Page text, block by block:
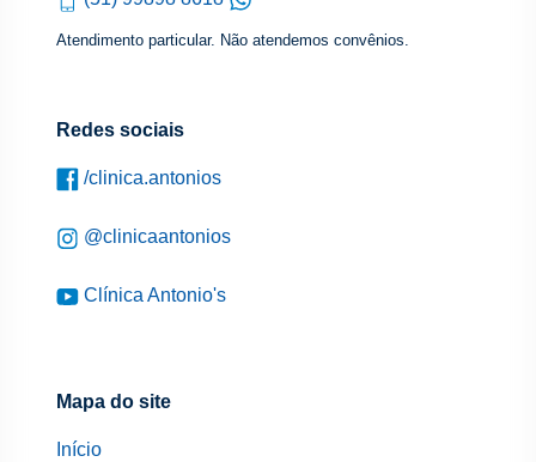
Atendimento particular. Não atendemos convênios.
Redes sociais
/clinica.antonios
@clinicaantonios
Clínica Antonio's
Mapa do site
Início